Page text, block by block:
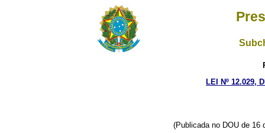
LEI Nº 12.029,
(Publicada no DOU de